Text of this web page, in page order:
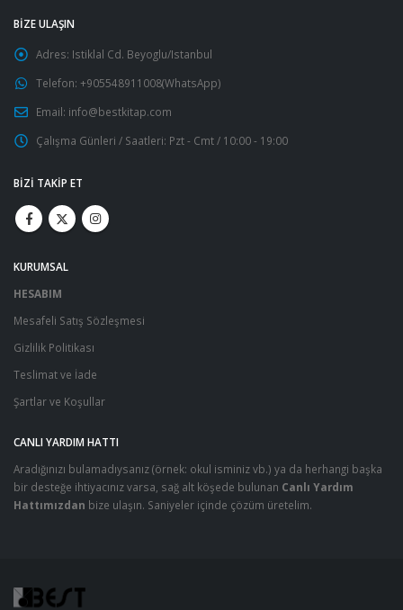
BIZE ULAŞIN
Adres: Istiklal Cd. Beyoglu/Istanbul
Telefon: +905548911008(WhatsApp)
Email: info@bestkitap.com
Çalışma Günleri / Saatleri: Pzt - Cmt / 10:00 - 19:00
BIZI TAKIP ET
KURUMSAL
HESABIM
Mesafeli Satış Sözleşmesi
Gizlilik Politikası
Teslimat ve İade
Şartlar ve Koşullar
CANLI YARDIM HATTI
Aradığınızı bulamadıysanız (örnek: okul isminiz vb.) ya da herhangi başka
bir desteğe ihtiyacınız varsa, sağ alt köşede bulunan Canlı Yardım
Hattımızdan bize ulaşın. Saniyeler içinde çözüm üretelim.